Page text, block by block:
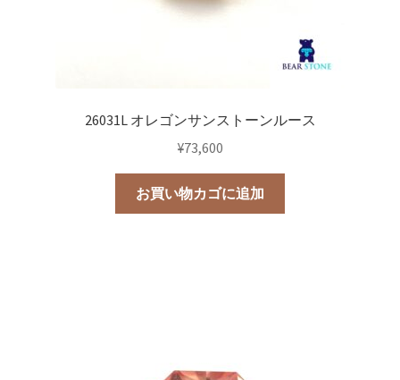
26031L オレゴンサンストーンルース
¥73,600
お買い物カゴに追加